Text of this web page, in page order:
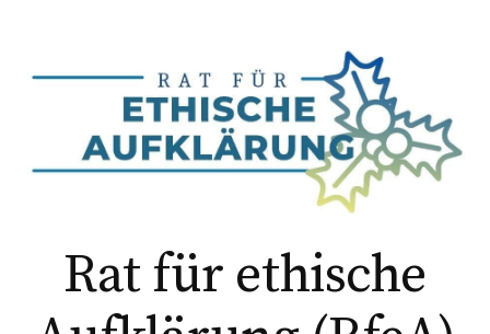
Inhalt
Rat für ethische